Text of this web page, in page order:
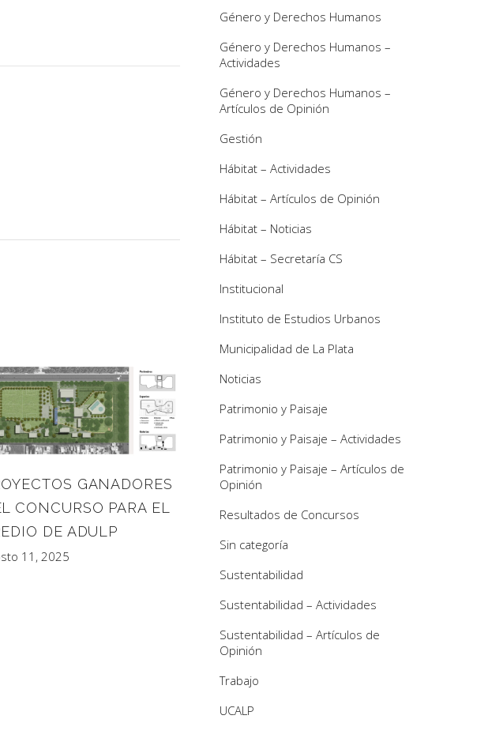
GANADORES
CONCURSO PARA EL
DE ADULP
11, 2025
Género y Derechos Humanos
Género y Derechos Humanos –
Actividades
Género y Derechos Humanos –
Artículos de Opinión
Gestión
Hábitat – Actividades
Hábitat – Artículos de Opinión
Hábitat – Noticias
Hábitat – Secretaría CS
Institucional
Instituto de Estudios Urbanos
Municipalidad de La Plata
Noticias
Patrimonio y Paisaje
Patrimonio y Paisaje – Actividades
Patrimonio y Paisaje – Artículos de
Opinión
Resultados de Concursos
Sin categoría
Sustentabilidad
Sustentabilidad – Actividades
Sustentabilidad – Artículos de
Opinión
Trabajo
UCALP